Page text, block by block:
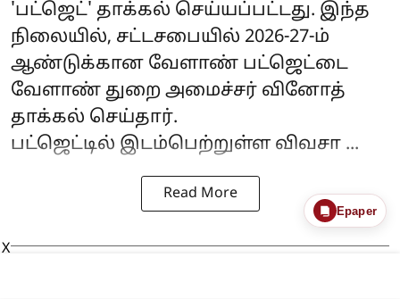
'பட்ஜெட்' தாக்கல் செய்யப்பட்டது. இந்த
நிலையில், சட்டசபையில் 2026-27-ம்
ஆண்டுக்கான வேளாண் பட்ஜெட்டை
வேளாண் துறை அமைச்சர் வினோத்
தாக்கல் செய்தார்.
பட்ஜெட்டில் இடம்பெற்றுள்ள விவசா ...
Read More
Epaper
X